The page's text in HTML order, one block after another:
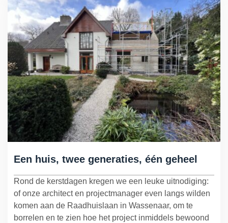
Een huis, twee generaties, één geheel
Rond de kerstdagen kregen we een leuke uitnodiging:
of onze architect en projectmanager even langs wilden
komen aan de Raadhuislaan in Wassenaar, om te
borrelen en te zien hoe het project inmiddels bewoond